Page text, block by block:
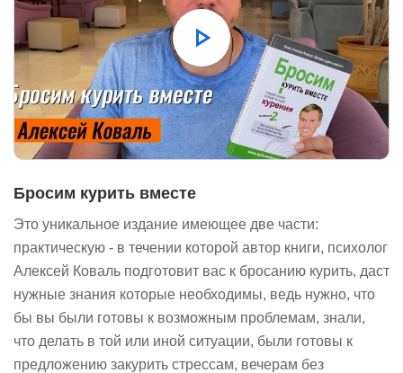
play_arrow
Бросим курить вместе
Это уникальное издание имеющее две части:
практическую - в течении которой автор книги, психолог
Алексей Коваль подготовит вас к бросанию курить, даст
нужные знания которые необходимы, ведь нужно, что
бы вы были готовы к возможным проблемам, знали,
что делать в той или иной ситуации, были готовы к
предложению закурить стрессам, вечерам без